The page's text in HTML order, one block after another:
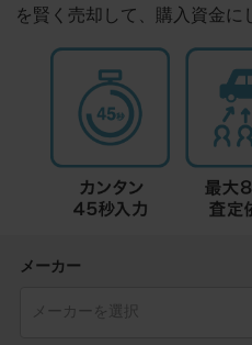
を賢く売却して、購入資金に
メーカー